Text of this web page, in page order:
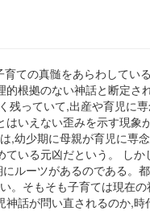
ての真髄をあらわしてい
根拠のない神話と断定さ
残っていて,出産や育児に
いえない歪みを示す現象
,幼少期に母親が育児に専
いる元凶だという。 し
ルーツがあるのである。
。そもそも子育ては現在
話が問い直されるのか,